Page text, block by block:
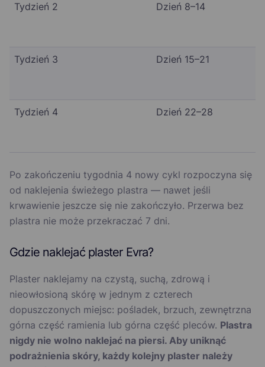
Tydzień 2 Dzień 8–14
Tydzień 3 Dzień 15–21
Tydzień 4 Dzień 22–28
Po zakończeniu tygodnia 4 nowy cykl rozpoczyna się
od naklejenia świeżego plastra — nawet jeśli
krwawienie jeszcze się nie zakończyło. Przerwa bez
plastra nie może przekraczać 7 dni.
Gdzie naklejać plaster Evra?
Plaster naklejamy na czystą, suchą, zdrową i
nieowłosioną skórę w jednym z czterech
dopuszczonych miejsc: pośladek, brzuch, zewnętrzna
górna część ramienia lub górna część pleców. Plastra
nigdy nie wolno naklejać na piersi. Aby uniknąć
podrażnienia skóry, każdy kolejny plaster należy